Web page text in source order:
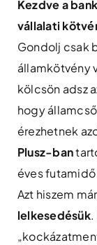
Kezdve a
vállalati
Gondolj csak
államkötvény
kölcsön adsz
hogy
érezhetnek
Plusz-ban
éves
Azt hiszem
lelkesedésük.